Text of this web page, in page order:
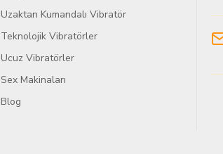
Uzaktan Kumandalı Vibratör
Teknolojik Vibratörler
Ucuz Vibratörler
Sex Makinaları
Blog